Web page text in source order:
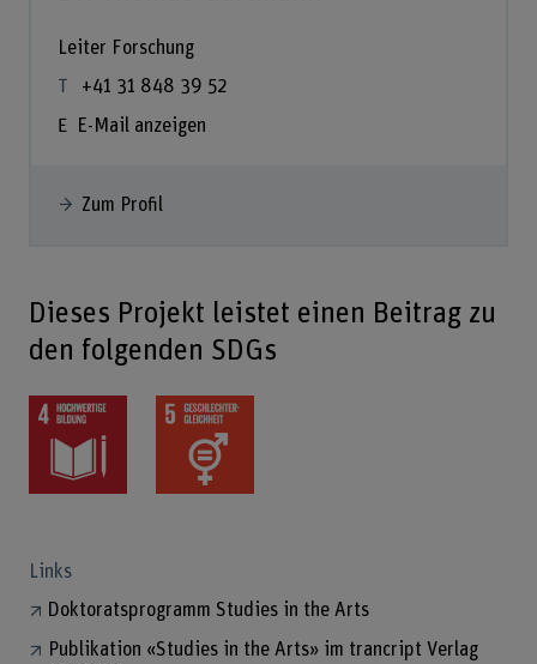
Leiter Forschung
+41 31 848 39 52
E-Mail anzeigen
Zum Profil
Dieses Projekt leistet einen Beitrag zu
den folgenden SDGs
Links
Doktoratsprogramm Studies in the Arts
Publikation «Studies in the Arts» im trancript Verlag